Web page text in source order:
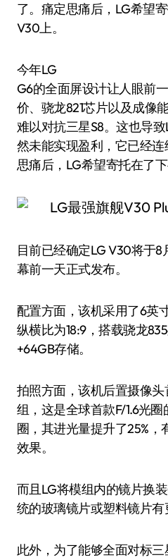
了。痛定思痛后，LG希望
V30上。
今年LG
G6的全面屏设计让人眼前
价、骁龙821芯片以及成像
难以对抗三星S8。这也导
然未能实现盈利，它已经
思痛后，LG希望寄托在了
目前已经确定LG V30将于8
幕前一天正式发布。
配置方面，该机采用了6英
纵横比为18:9，搭载骁龙
+64GB存储。
拍照方面，该机后置摄像头
组，这是全球首款F/1.6光
圈，其进光量提升了25%
效果。
而且LG将模组内的镜片换
统的玻璃镜片或塑料镜片有
此外，为了能够全面对标